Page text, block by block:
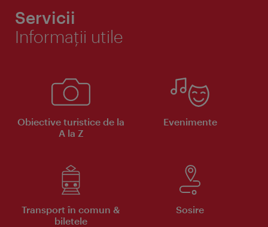
Servicii
Informaţii utile
Obiective turistice de la
A la Z
Evenimente
Transport în comun &
biletele
Sosire